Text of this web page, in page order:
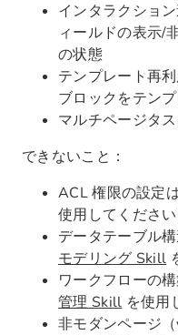
インタラクショ
ィールドの表示/
の状態
テンプレート再
ブロックをテン
マルチページタ
できないこと：
ACL 権限の設定
使用してください
データテーブル
モデリング Skill
ワークフローの
管理 Skill を使用
非モダンページ